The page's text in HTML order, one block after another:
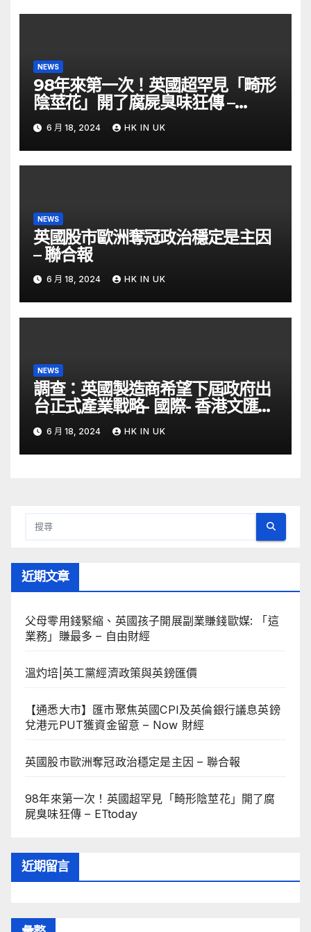
NEWS
98年來第一次！英國超罕見「畸形
陰莖花」開了腐屍臭味狂傳 –
ETtoday
6 月 18, 2024 HK IN UK
NEWS
英國股市歐洲奪冠政治穩定是主因
– 聯合報
6 月 18, 2024 HK IN UK
NEWS
調查：英國製造商希望下屆政府出
台正式產業戰略- 國際- 香港文匯網
– 文匯報
6 月 18, 2024 HK IN UK
近期文章
父母零用錢緊縮、英國孩子開展副業賺錢歐媒: 「這
業務」賺最多 – 自由財經
溫灼培|英工黨經濟政策與英鎊匯價
【通悉大市】匯市聚焦英國CPI及英倫銀行議息英鎊
兌港元PUT獲資金留意 – Now 財經
英國股市歐洲奪冠政治穩定是主因 – 聯合報
98年來第一次！英國超罕見「畸形陰莖花」開了腐
屍臭味狂傳 – ETtoday
近期留言